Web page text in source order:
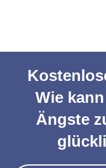
Wie
Ängste